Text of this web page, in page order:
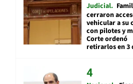
Judicial
cerraron
vehicular a su
con pilotes y
Corte ordenó
retirarlos en 3